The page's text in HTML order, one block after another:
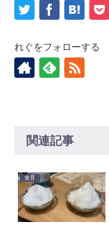
れぐをフォローする
関連記事
食育